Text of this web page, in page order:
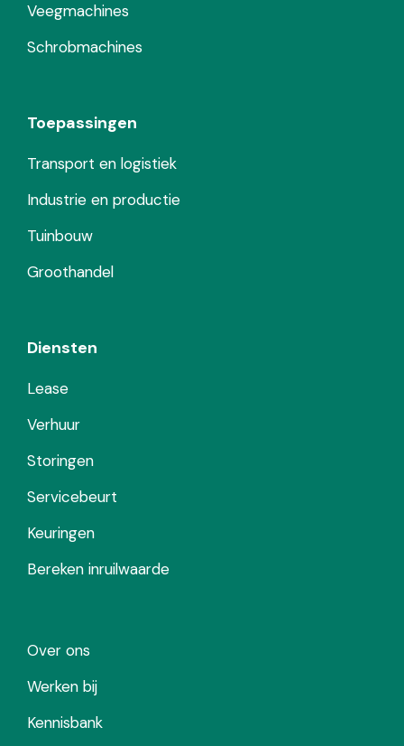
Veegmachines
Schrobmachines
Toepassingen
Transport en logistiek
Industrie en productie
Tuinbouw
Groothandel
Diensten
Lease
Verhuur
Storingen
Servicebeurt
Keuringen
Bereken inruilwaarde
Over ons
Werken bij
Kennisbank